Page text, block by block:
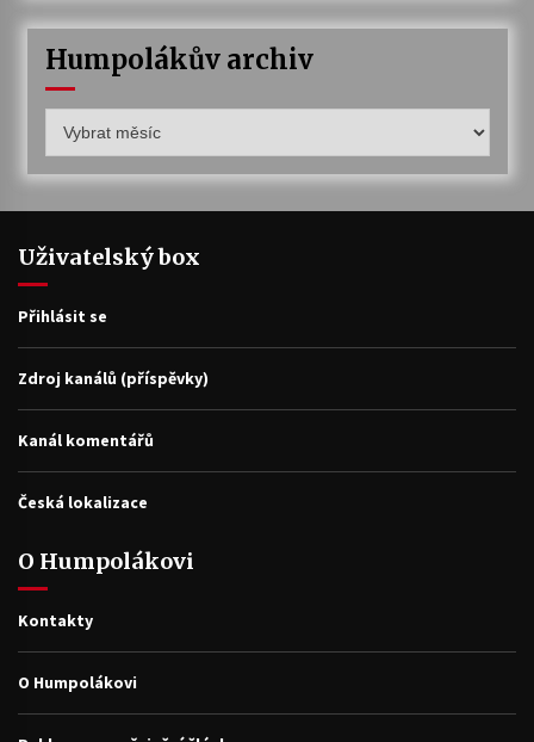
Humpolákův archiv
archiv
Uživatelský box
Přihlásit se
Zdroj kanálů (příspěvky)
Kanál komentářů
Česká lokalizace
O Humpolákovi
Kontakty
O Humpolákovi